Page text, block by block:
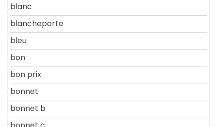
blanc
blancheporte
bleu
bon
bon prix
bonnet
bonnet b